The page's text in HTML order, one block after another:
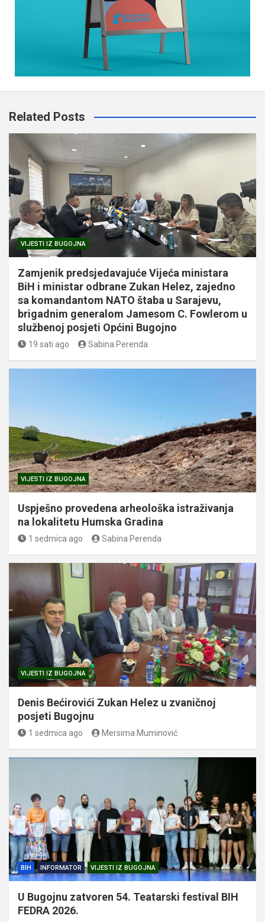
Related Posts
VIJESTI IZ BUGOJNA
Zamjenik predsjedavajuće Vijeća ministara
BiH i ministar odbrane Zukan Helez, zajedno
sa komandantom NATO štaba u Sarajevu,
brigadnim generalom Jamesom C. Fowlerom u
službenoj posjeti Općini Bugojno
19 sati ago Sabina Perenda
VIJESTI IZ BUGOJNA
Uspješno provedena arheološka istraživanja
na lokalitetu Humska Gradina
1 sedmica ago Sabina Perenda
VIJESTI IZ BUGOJNA
Denis Bećirovići Zukan Helez u zvaničnoj
posjeti Bugojnu
1 sedmica ago Mersima Muminović
BIH INFORMATOR VIJESTI IZ BUGOJNA
U Bugojnu zatvoren 54. Teatarski festival BIH
FEDRA 2026.